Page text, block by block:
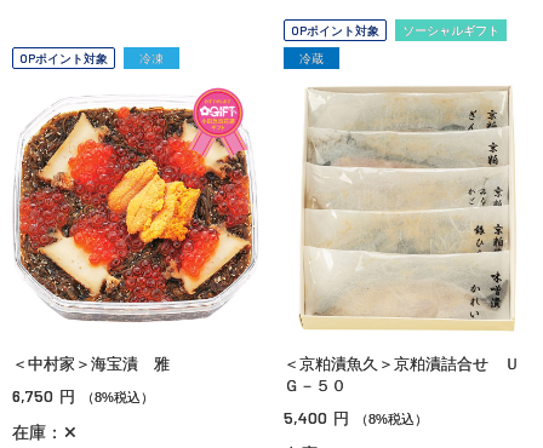
OPポイント対象 冷凍
＜中村家＞海宝漬 雅
6,750 円 （8%税込）
在庫：✕
OPポイント対象
ソーシャルギフト
冷蔵
＜京粕漬魚久＞京粕漬詰合せ Ｕ
Ｇ－５０
5,400 円 （8%税込）